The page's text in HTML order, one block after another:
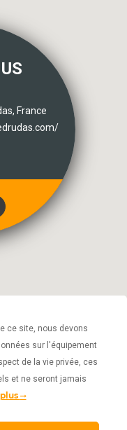
France
ce site, nous devons
sur l'équipement
de la vie privée, ces
et ne seront jamais